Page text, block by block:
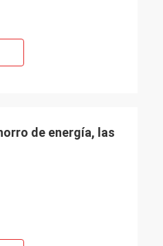
de energía, las